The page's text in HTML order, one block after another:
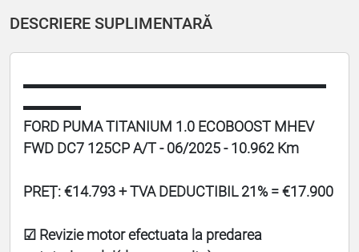
DESCRIERE SUPLIMENTARĂ
▬▬▬▬▬▬▬▬▬▬▬▬▬▬▬▬▬▬▬▬▬
▬▬▬▬
FORD PUMA TITANIUM 1.0 ECOBOOST MHEV
FWD DC7 125CP A/T - 06/2025 - 10.962 Km
PREȚ: €14.793 + TVA DEDUCTIBIL 21% = €17.900
☑ Revizie motor efectuata la predarea